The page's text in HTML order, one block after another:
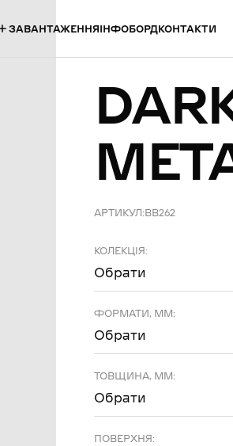
ЗАВАНТАЖЕННЯІНФОБОРДКОНТАКТИ
АРТИКУЛ:BB262
КОЛЕКЦІЯ:
Обрати
ФОРМАТИ, ММ:
Обрати
ТОВЩИНА, ММ:
Обрати
ПОВЕРХНЯ: